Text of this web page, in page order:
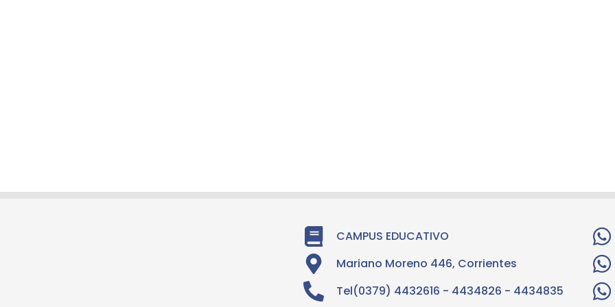
CAMPUS EDUCATIVO
Mariano Moreno 446, Corrientes
Tel(0379) 4432616 - 4434826 - 4434835